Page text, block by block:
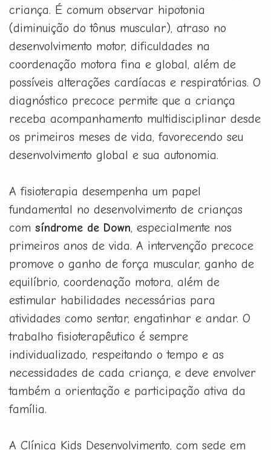
criança. É comum observar hipotonia
(diminuição do tônus muscular), atraso no
desenvolvimento motor, dificuldades na
coordenação motora fina e global, além de
possíveis alterações cardíacas e respiratórias. O
diagnóstico precoce permite que a criança
receba acompanhamento multidisciplinar desde
os primeiros meses de vida, favorecendo seu
desenvolvimento global e sua autonomia.
A fisioterapia desempenha um papel
fundamental no desenvolvimento de crianças
com síndrome de Down, especialmente nos
primeiros anos de vida. A intervenção precoce
promove o ganho de força muscular, ganho de
equilíbrio, coordenação motora, além de
estimular habilidades necessárias para
atividades como sentar, engatinhar e andar. O
trabalho fisioterapêutico é sempre
individualizado, respeitando o tempo e as
necessidades de cada criança, e deve envolver
também a orientação e participação ativa da
família.
A Clínica Kids Desenvolvimento, com sede em